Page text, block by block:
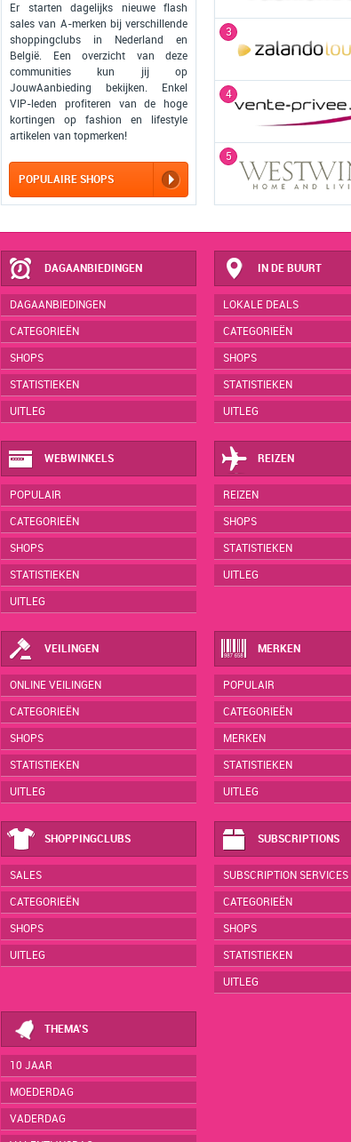
Er starten dagelijks nieuwe flash
sales van A-merken bij verschillende
shoppingclubs in Nederland en
België. Een overzicht van deze
communities kun jij op
JouwAanbieding bekijken. Enkel
VIP-leden profiteren van de hoge
kortingen op fashion en lifestyle
artikelen van topmerken!
POPULAIRE SHOPS
3
4
5
DAGAANBIEDINGEN
DAGAANBIEDINGEN
CATEGORIEËN
SHOPS
STATISTIEKEN
UITLEG
IN DE BUURT
LOKALE DEALS
CATEGORIEËN
SHOPS
STATISTIEKEN
UITLEG
WEBWINKELS
POPULAIR
CATEGORIEËN
SHOPS
STATISTIEKEN
UITLEG
REIZEN
REIZEN
SHOPS
STATISTIEKEN
UITLEG
VEILINGEN
ONLINE VEILINGEN
CATEGORIEËN
SHOPS
STATISTIEKEN
UITLEG
MERKEN
POPULAIR
CATEGORIEËN
MERKEN
STATISTIEKEN
UITLEG
SHOPPINGCLUBS
SALES
CATEGORIEËN
SHOPS
UITLEG
SUBSCRIPTIONS
SUBSCRIPTION SERVICES
CATEGORIEËN
SHOPS
STATISTIEKEN
UITLEG
THEMA'S
10 JAAR
MOEDERDAG
VADERDAG